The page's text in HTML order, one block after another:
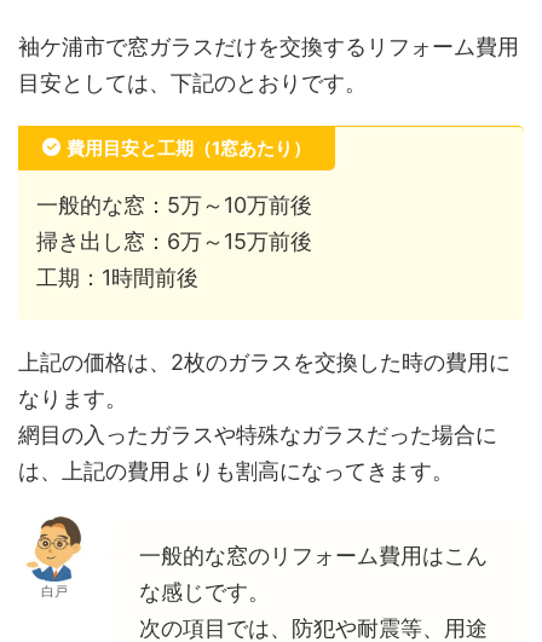
袖ケ浦市で窓ガラスだけを交換するリフォーム費用
目安としては、下記のとおりです。
費用目安と工期（1窓あたり）
一般的な窓：5万～10万前後
掃き出し窓：6万～15万前後
工期：1時間前後
上記の価格は、2枚のガラスを交換した時の費用に
なります。
網目の入ったガラスや特殊なガラスだった場合に
は、上記の費用よりも割高になってきます。
白戸
一般的な窓のリフォーム費用はこん
な感じです。
次の項目では、防犯や耐震等、用途